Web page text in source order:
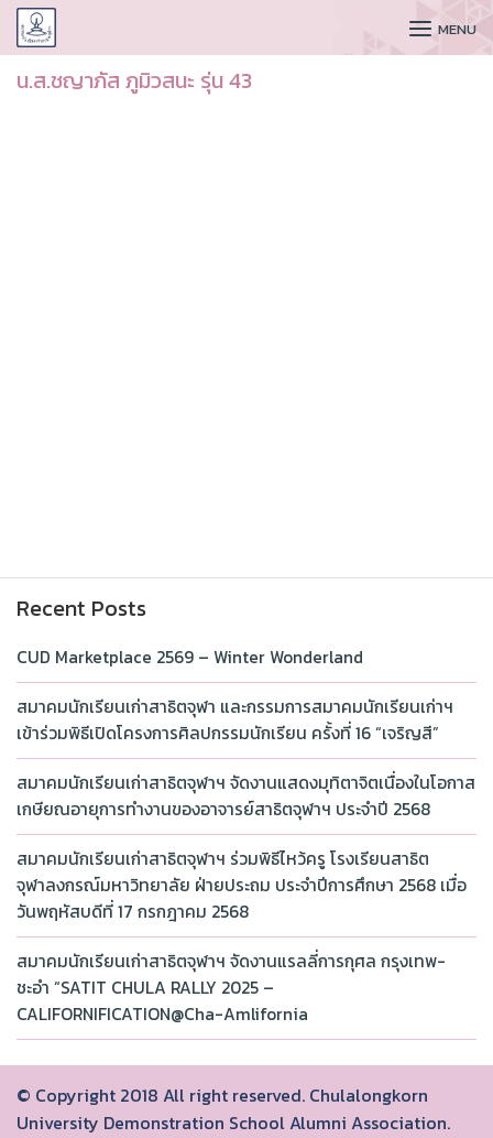
CUDAA MENU
น.ส.ชญาภัส ภูมิวสนะ รุ่น 43
Recent Posts
CUD Marketplace 2569 – Winter Wonderland
สมาคมนักเรียนเก่าสาธิตจุฬา และกรรมการสมาคมนักเรียนเก่าฯ
เข้าร่วมพิธีเปิดโครงการศิลปกรรมนักเรียน ครั้งที่ 16 “เจริญสี”
สมาคมนักเรียนเก่าสาธิตจุฬาฯ จัดงานแสดงมุทิตาจิตเนื่องในโอกาส
เกษียณอายุการทำงานของอาจารย์สาธิตจุฬาฯ ประจำปี 2568
สมาคมนักเรียนเก่าสาธิตจุฬาฯ ร่วมพิธีไหว้ครู โรงเรียนสาธิต
จุฬาลงกรณ์มหาวิทยาลัย ฝ่ายประถม ประจำปีการศึกษา 2568 เมื่อ
วันพฤหัสบดีที่ 17 กรกฎาคม 2568
สมาคมนักเรียนเก่าสาธิตจุฬาฯ จัดงานแรลลี่การกุศล กรุงเทพ-
ชะอำ “SATIT CHULA RALLY 2025 –
CALIFORNIFICATION@Cha-Amlifornia
© Copyright 2018 All right reserved. Chulalongkorn
University Demonstration School Alumni Association.